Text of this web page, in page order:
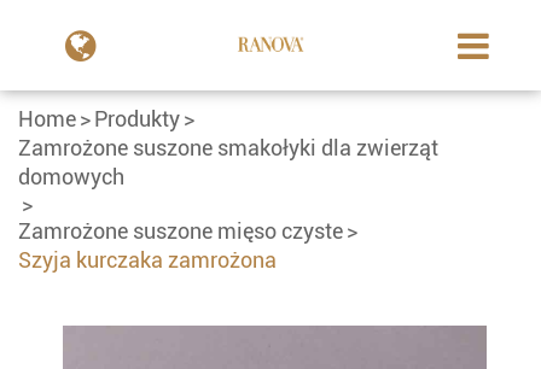
Home
Produkty
Zamrożone suszone smakołyki dla zwierząt
domowych
Zamrożone suszone mięso czyste
Szyja kurczaka zamrożona